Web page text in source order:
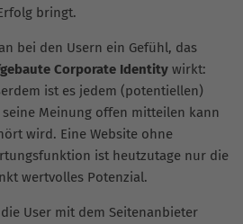
bringt.
bei den Usern ein Gefühl, das
Corporate Identity wirkt:
ist es jedem (potentiellen)
Meinung offen mitteilen kann
wird. Eine Website ohne
ist heutzutage nur die
wertvolles Potenzial.
User mit dem Seitenanbieter